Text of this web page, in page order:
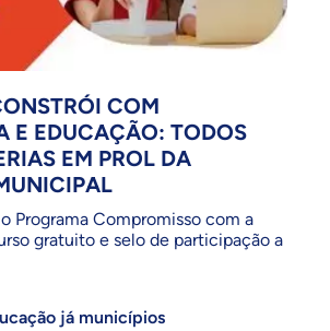
COM
E EDUCAÇÃO: TODOS
EM PROL DA
Programa Compromisso com a
gratuito e selo de participação a
já municípios